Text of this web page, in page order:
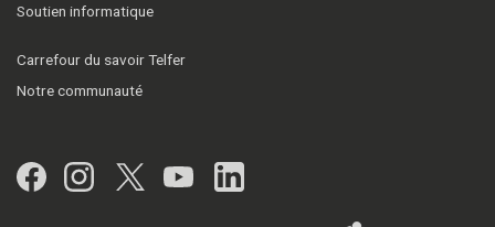
Soutien informatique
Carrefour du savoir Telfer
Notre communauté
Facebook
Instagram
Twitter
YouTubeLinkedIn